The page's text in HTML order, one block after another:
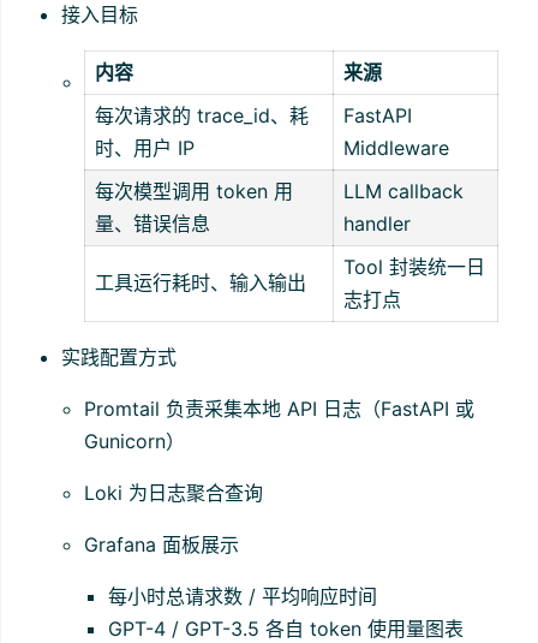
接入目标
内容
来源
每次请求的 trace_id、耗
时、用户 IP
FastAPI
Middleware
每次模型调用 token 用
量、错误信息
LLM callback
handler
工具运行耗时、输入输出
Tool 封装统一日
志打点
实践配置方式
Promtail 负责采集本地 API 日志（FastAPI 或
Gunicorn）
Loki 为日志聚合查询
Grafana 面板展示
每小时总请求数 / 平均响应时间
GPT-4 / GPT-3.5 各自 token 使用量图表